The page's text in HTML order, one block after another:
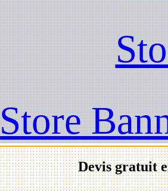
Store
Devis gratuit